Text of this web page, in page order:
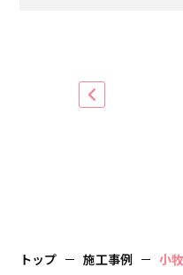
トップ 施工事例 小